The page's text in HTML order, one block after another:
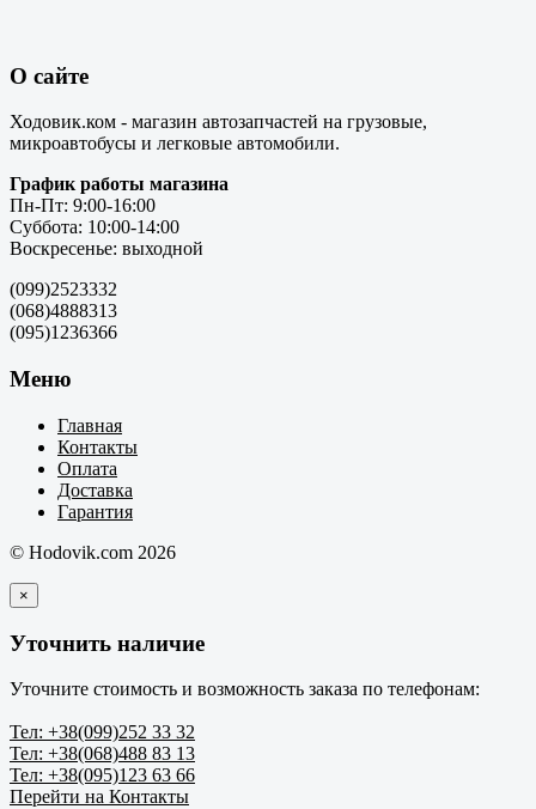
О сайте
Ходовик.ком - магазин автозапчастей на грузовые,
микроавтобусы и легковые автомобили.
График работы магазина
Пн-Пт: 9:00-16:00
Суббота: 10:00-14:00
Воскресенье: выходной
(099)2523332
(068)4888313
(095)1236366
Меню
Главная
Контакты
Оплата
Доставка
Гарантия
© Hodovik.com 2026
×
Уточнить наличие
Уточните стоимость и возможность заказа по телефонам:
Тел: +38(099)252 33 32
Тел: +38(068)488 83 13
Тел: +38(095)123 63 66
Перейти на Контакты